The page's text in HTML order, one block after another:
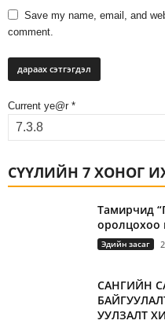
Save my name, email, and
comment.
Current ye@r *
СҮҮЛИЙН 7 ХОНОГ
Тамирчид
оролцохоо
Эдийн засаг
САНГИЙН
УУЛЗАЛТ